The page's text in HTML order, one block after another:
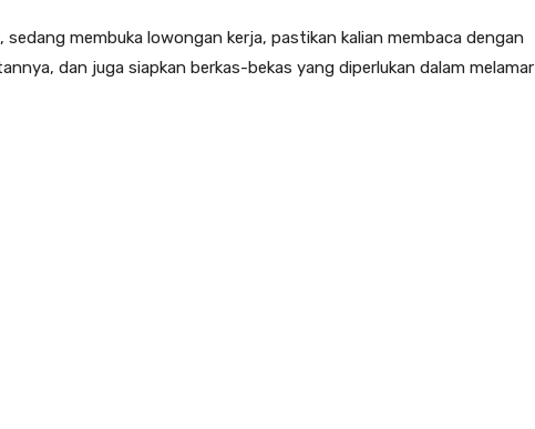
, sedang membuka lowongan kerja, pastikan kalian membaca dengan
dan juga siapkan berkas-bekas yang diperlukan dalam melamar